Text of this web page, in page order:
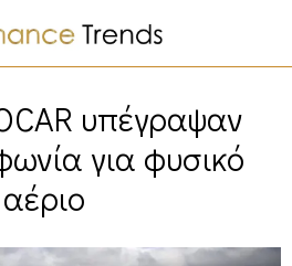
υπέγραψαν
για φυσικό
αέριο